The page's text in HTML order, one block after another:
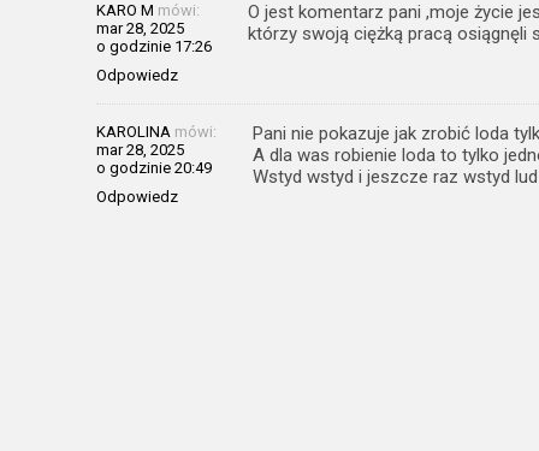
KARO M mówi:
mar 28, 2025
o godzinie 17:26
Odpowiedz
O jest komentarz pani ,moje życie
którzy swoją ciężką pracą osiągnęli
KAROLINA mówi:
mar 28, 2025
o godzinie 20:49
Odpowiedz
Pani nie pokazuje jak zrobić loda
A dla was robienie loda to tylko
Wstyd wstyd i jeszcze raz wstyd